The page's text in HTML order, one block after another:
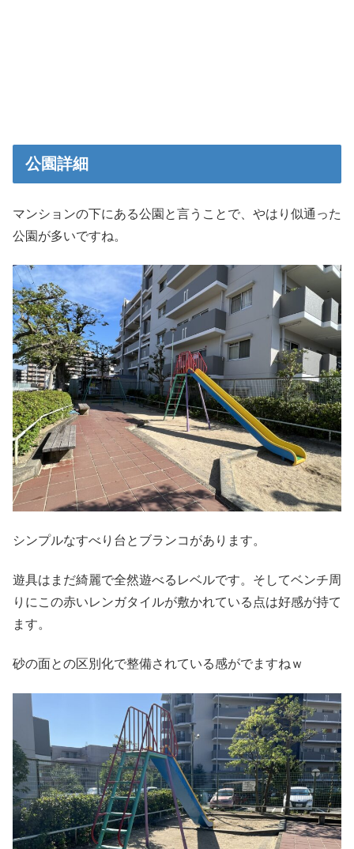
公園詳細
マンションの下にある公園と言うことで、やはり似通った
公園が多いですね。
シンプルなすべり台とブランコがあります。
遊具はまだ綺麗で全然遊べるレベルです。そしてベンチ周
りにこの赤いレンガタイルが敷かれている点は好感が持て
ます。
砂の面との区別化で整備されている感がでますねｗ